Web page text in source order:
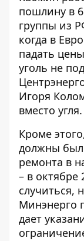
пошлину в
группы из
когда в
падать
уголь не
Игоря
вместо угля.
Кроме
должны
ремонта в
– в октябре
случиться,
Минэнерго
дает